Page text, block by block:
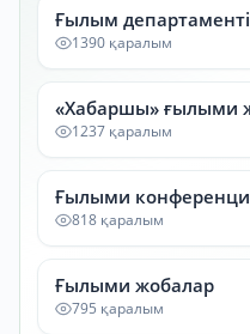
Ғылым департаменті
1390 қаралым
«Хабаршы» ғылыми
1237 қаралым
Ғылыми
818 қаралым
Ғылыми жобалар
795 қаралым